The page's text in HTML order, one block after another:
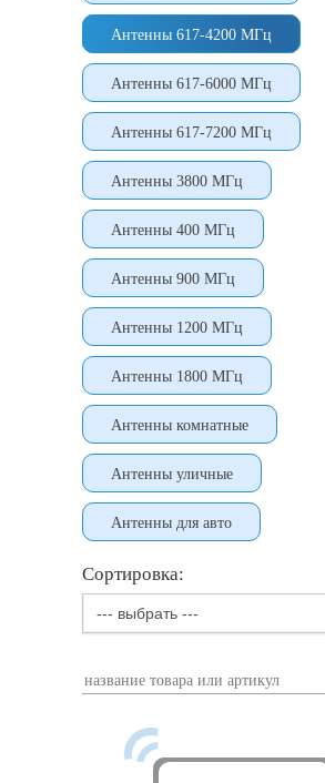
Антенны 617-4200 МГц
Антенны 617-6000 МГц
Антенны 617-7200 МГц
Антенны 3800 МГц
Антенны 400 МГц
Антенны 900 МГц
Антенны 1200 МГц
Антенны 1800 МГц
Антенны комнатные
Антенны уличные
Антенны для авто
Сортировка:
--- выбрать ---